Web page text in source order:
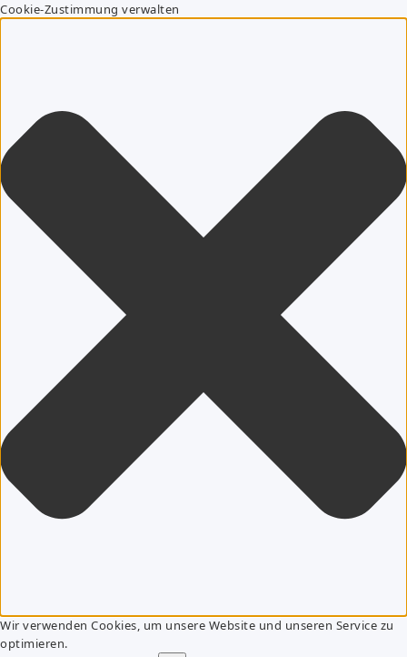
Cookie-Zustimmung verwalten
Wir verwenden Cookies, um unsere Website und unseren Service zu
optimieren.